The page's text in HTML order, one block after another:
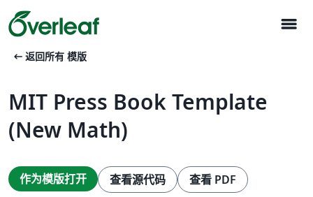
menu
arrow_left_alt 返回所有 模版
MIT Press Book Template
(New Math)
作为模版打开 查看源代码 查看 PDF